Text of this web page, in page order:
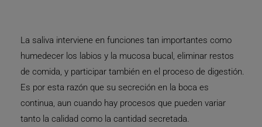
La saliva interviene en funciones tan importantes como
humedecer los labios y la mucosa bucal, eliminar restos
de comida, y participar también en el proceso de digestión.
Es por esta razón que su secreción en la boca es
continua, aun cuando hay procesos que pueden variar
tanto la calidad como la cantidad secretada.